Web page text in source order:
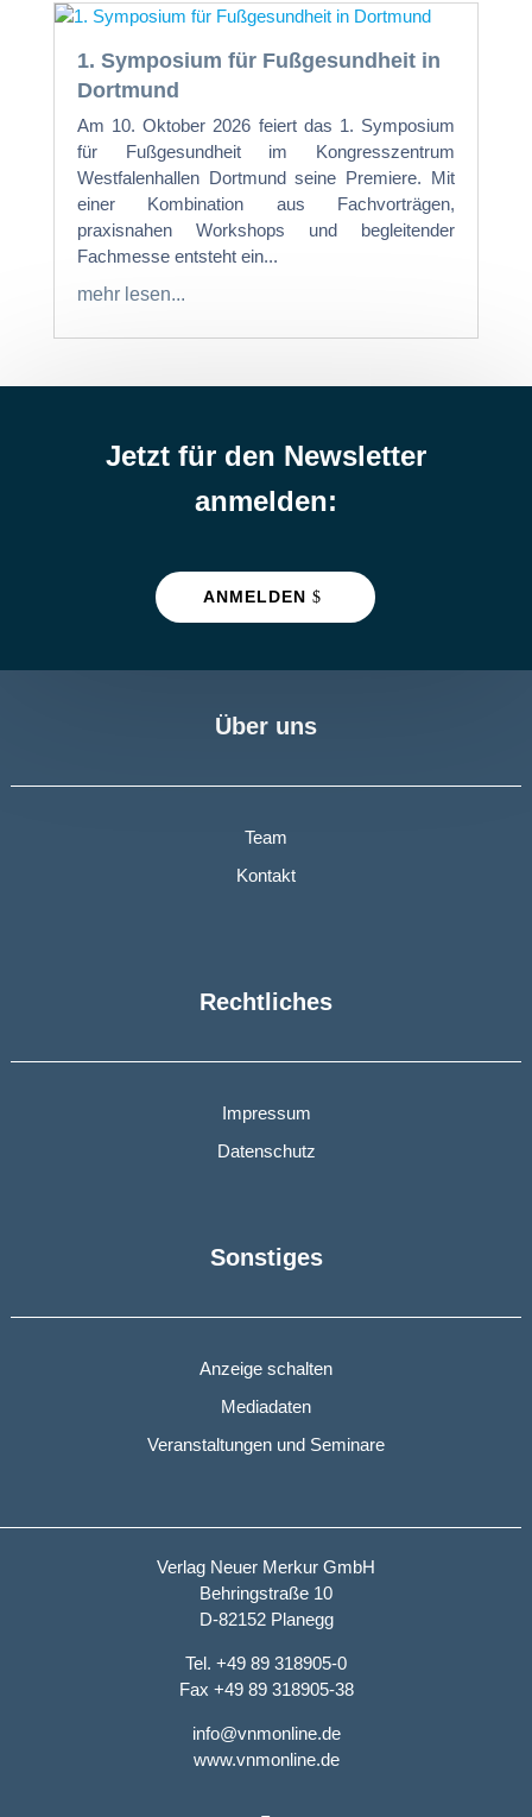
1. Symposium für Fußgesundheit in
Dortmund
Am 10. Oktober 2026 feiert das 1. Symposium
für Fußgesundheit im Kongresszentrum
Westfalenhallen Dortmund seine Premiere. Mit
einer Kombination aus Fachvorträgen,
praxisnahen Workshops und begleitender
Fachmesse entsteht ein...
mehr lesen...
Jetzt für den Newsletter
anmelden:
ANMELDEN
Über uns
Team
Kontakt
Rechtliches
Impressum
Datenschutz
Sonstiges
Anzeige schalten
Mediadaten
Veranstaltungen und Seminare
Verlag Neuer Merkur GmbH
Behringstraße 10
D-82152 Planegg
Tel. +49 89 318905-0
Fax +49 89 318905-38
info@vnmonline.de
www.vnmonline.de